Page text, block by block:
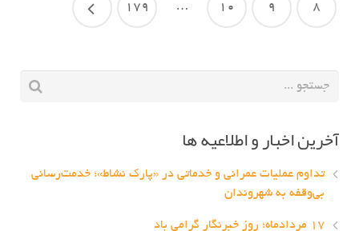
8
9
10
…
179
آخرین اخبار و اطلاعیه ها
تداوم عملیات عمرانی و خدماتی در «پارک نشاط»؛ خدمت‌رسانی
بی‌وقفه به شهروندان
۱۷ مردادماه؛ روز خبرنگار گرامی باد